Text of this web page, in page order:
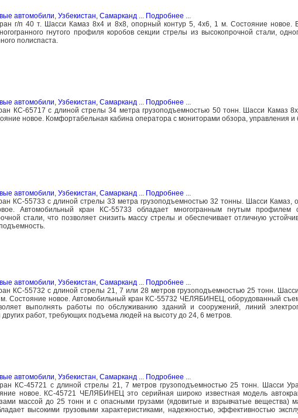
автомобили, Узбекистан, Самарканд... Подробнее ...
г/п 40 т. Шасси Камаз 8х4 и 8х8, опорный контур 5, 4х6, 1 м. Состояние новое.
гнутого профиля коробов секции стрелы из высокопрочной стали,
полиспаста.
автомобили Узбекистан, Самарканд Подробнее
КС-65717 с длиной стрелы 34 метра грузоподъемностью 50 тонн. Шасси Камаз
новое. Комфортабельная кабина оператора с мониторами обзора, управления и
автомобили Узбекистан, Самарканд Подробнее
КС-55733 с длиной стрелы 33 метра грузоподъемностью 32 тонны. Шасси Камаз,
Автомобильный кран КС-55733 обладает многогранным гнутым профилем
стали, что позволяет снизить массу стрелы и обеспечивает отличную
автомобили, Узбекистан, Самарканд... Подробнее ...
КС-55732 с длиной стрелы 21, 7 или 28 метров грузоподъемностью 25 тонн.
м. Состояние новое. Автомобильный кран КС-55732 ЧЕЛЯБИНЕЦ, оборудованный
выполнять работы по обслуживанию зданий и сооружений, линий
работ, требующих подъема людей на высоту до 24, 6 метров.
автомобили, Узбекистан, Самарканд... Подробнее ...
КС-45721 с длиной стрелы 21, 7 метров грузоподъемностью 25 тонн. Шасси
новое. КС-45721 ЧЕЛЯБИНЕЦ это серийная широко известная модель
массой до 25 тонн и с опасными грузами (ядовитые и взрывчатые вещества)
высокими грузовыми характеристиками, надежностью, эффективностью